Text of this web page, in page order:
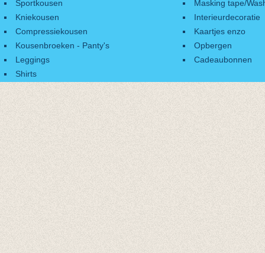
Sportkousen
Kniekousen
Compressiekousen
Kousenbroeken - Panty's
Leggings
Shirts
Masking tape/
Interieurdecoratie
Kaartjes enzo
Opbergen
Cadeaubonnen